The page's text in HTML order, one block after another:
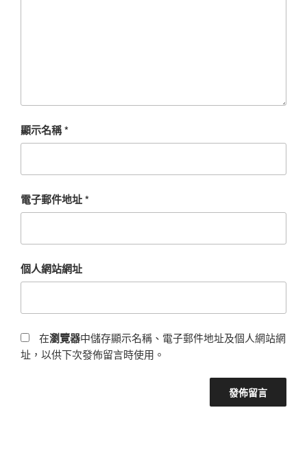
顯示名稱*
電子郵件地址*
個人網站網址
在瀏覽器中儲存顯示名稱、電子郵件地址及個人網站網
址，以供下次發佈留言時使用。